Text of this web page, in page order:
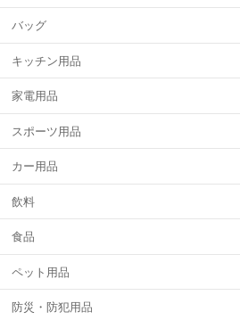
バッグ
キッチン用品
家電用品
スポーツ用品
カー用品
飲料
食品
ペット用品
防災・防犯用品